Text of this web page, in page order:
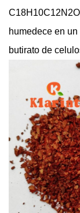
humedece en
butirato de